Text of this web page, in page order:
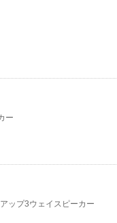
ー
ップ3ウェイスピーカー